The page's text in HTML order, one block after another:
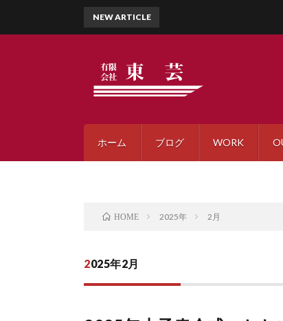
ホーム ブログ WORK
NEW ARTICLE 夢さ
HOME 2025年 2月
2025年2月